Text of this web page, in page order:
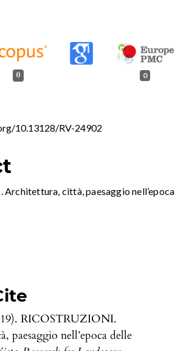
10.13128/RV-24902
RICOSTRUZIONI.
paesaggio nell’epoca delle
0 0
Architettura, città, paesaggio nell’epoca